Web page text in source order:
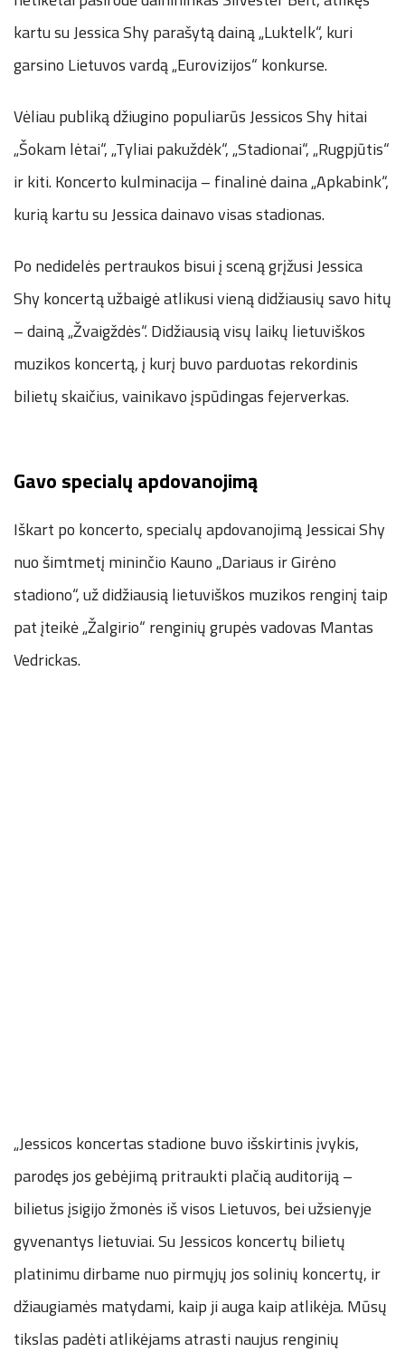
kartu su Jessica Shy parašytą dainą „Luktelk“, kuri
garsino Lietuvos vardą „Eurovizijos“ konkurse.
Vėliau publiką džiugino populiarūs Jessicos Shy hitai
„Šokam lėtai“, „Tyliai pakuždėk“, „Stadionai“, „Rugpjūtis“
ir kiti. Koncerto kulminacija – finalinė daina „Apkabink“,
kurią kartu su Jessica dainavo visas stadionas.
Po nedidelės pertraukos bisui į sceną grįžusi Jessica
Shy koncertą užbaigė atlikusi vieną didžiausių savo hitų
– dainą „Žvaigždės“. Didžiausią visų laikų lietuviškos
muzikos koncertą, į kurį buvo parduotas rekordinis
bilietų skaičius, vainikavo įspūdingas fejerverkas.
Gavo specialų apdovanojimą
Iškart po koncerto, specialų apdovanojimą Jessicai Shy
nuo šimtmetį mininčio Kauno „Dariaus ir Girėno
stadiono“, už didžiausią lietuviškos muzikos renginį taip
pat įteikė „Žalgirio“ renginių grupės vadovas Mantas
Vedrickas.
„Jessicos koncertas stadione buvo išskirtinis įvykis,
parodęs jos gebėjimą pritraukti plačią auditoriją –
bilietus įsigijo žmonės iš visos Lietuvos, bei užsienyje
gyvenantys lietuviai. Su Jessicos koncertų bilietų
platinimu dirbame nuo pirmųjų jos solinių koncertų, ir
džiaugiamės matydami, kaip ji auga kaip atlikėja. Mūsų
tikslas padėti atlikėjams atrasti naujus renginių